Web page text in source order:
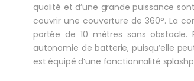
qualité et d’une grande puissance
couvrir une couverture de 360°. La
portée de 10 mètres sans obstacle.
autonomie de batterie, puisqu’elle
est équipé d’une fonctionnalité